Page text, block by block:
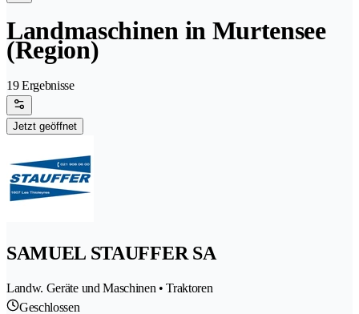
Landmaschinen in Murtensee
(Region)
19 Ergebnisse
Jetzt geöffnet
SAMUEL STAUFFER SA
Landw. Geräte und Maschinen • Traktoren
Geschlossen